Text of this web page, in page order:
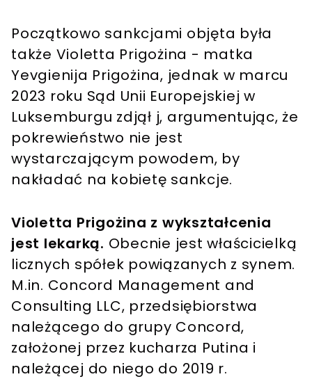
Początkowo sankcjami objęta była
także Violetta Prigożina - matka
Yevgienija Prigożina, jednak w marcu
2023 roku Sąd Unii Europejskiej w
Luksemburgu zdjął j, argumentując, że
pokrewieństwo nie jest
wystarczającym powodem, by
nakładać na kobietę sankcje.
Violetta Prigożina z wykształcenia
jest lekarką. Obecnie jest właścicielką
licznych spółek powiązanych z synem.
M.in. Concord Management and
Consulting LLC, przedsiębiorstwa
należącego do grupy Concord,
założonej przez kucharza Putina i
należącej do niego do 2019 r.